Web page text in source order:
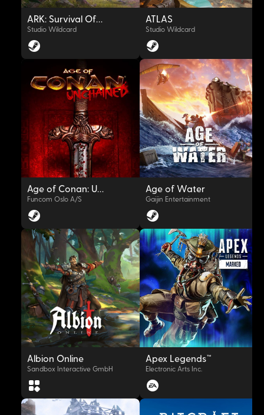
OYNAT
ARK: Survival Of The Fittest
Studio Wildcard
OYNAT
ATLAS
Studio Wildcard
OYNAT
Age of Conan: Unchained
Funcom Oslo A/S
OYNAT
Age of Water
Gaijin Entertainment
Albion Online
Sandbox Interactive GmbH
Apex Legends™
Electronic Arts Inc.